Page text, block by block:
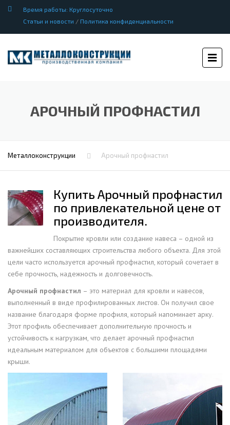
Время работы: Круглосуточно
Статьи и новости / Политика конфиденциальности
АРОЧНЫЙ ПРОФНАСТИЛ
Металлоконструкции Арочный профнастил
Купить Арочный профнастил
по привлекательной цене от
производителя.
Покрытие кровли или создание навеса – одной из
важнейших составляющих строительства любого объекта. Для этой
цели часто используется арочный профнастил, который сочетает в
себе прочность, надежность и долговечность.
Арочный профнастил – это материал для кровли и навесов,
выполненный в виде профилированных листов. Он получил свое
название благодаря форме профиля, который напоминает арку.
Этот профиль обеспечивает дополнительную прочность и
устойчивость к нагрузкам, что делает арочный профнастил
идеальным материалом для объектов с большими площадями
крыши.